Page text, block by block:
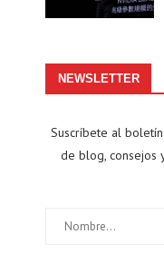
NEWSLETTER
Suscríbete al
de blog, consejos